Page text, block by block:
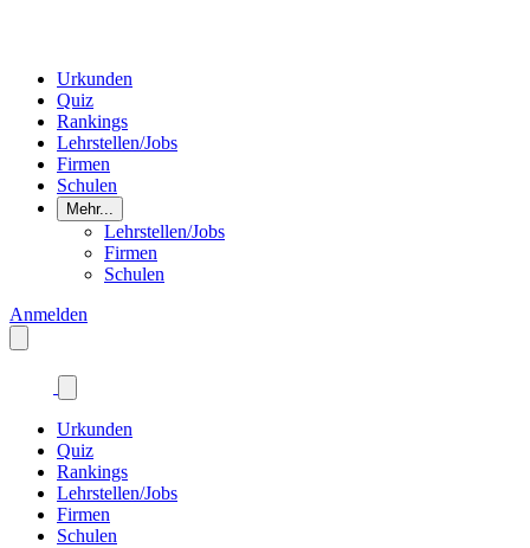
Urkunden
Quiz
Rankings
Lehrstellen/Jobs
Firmen
Schulen
Mehr...
Lehrstellen/Jobs
Firmen
Schulen
Anmelden
Urkunden
Quiz
Rankings
Lehrstellen/Jobs
Firmen
Schulen